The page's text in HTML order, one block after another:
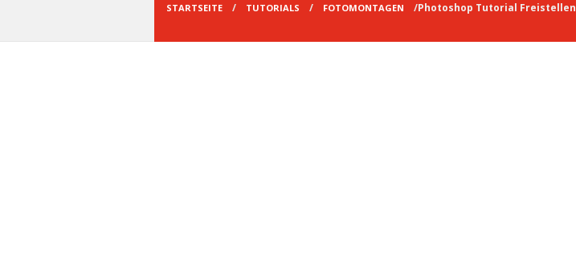
STARTSEITE TUTORIALS FOTOMONTAGEN Photoshop Tutorial Freistellen